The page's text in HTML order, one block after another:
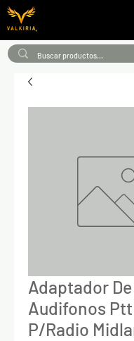
Adaptador De
Audifonos Ptt
P/Radio